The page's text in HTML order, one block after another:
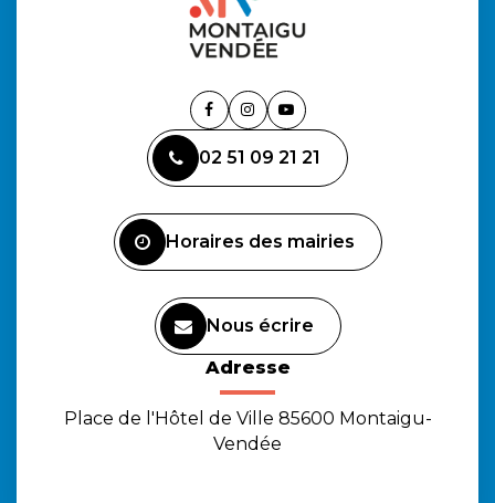
Lien
le
compte
Lien
le
compte
Lien
la
chaîne
02 51 09 21 21
Horaires des mairies
Nous écrire
Adresse
Place de l'Hôtel de Ville 85600 Montaigu-
Vendée